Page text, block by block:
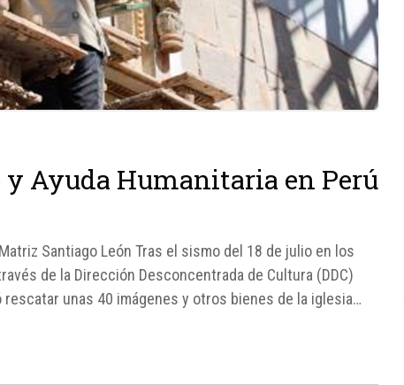
Ayuda Humanitaria en Perú
Santiago León Tras el sismo del 18 de julio en los
de la Dirección Desconcentrada de Cultura (DDC)
unas 40 imágenes y otros bienes de la iglesia